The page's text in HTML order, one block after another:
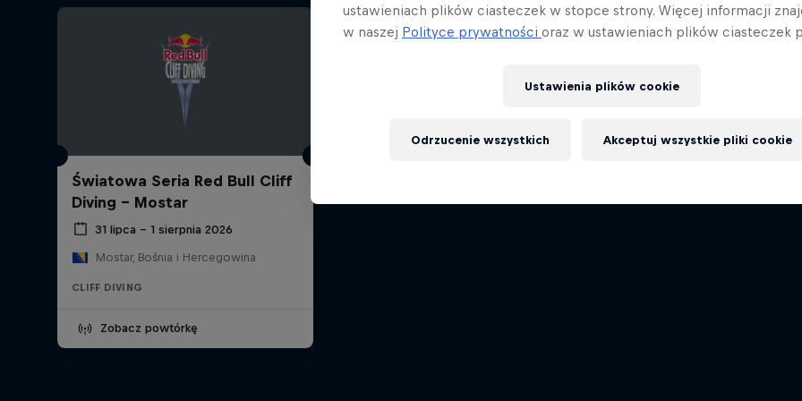
Światowa Seria Red Bull Cliff
Diving - Mostar
31 lipca – 1 sierpnia 2026
Mostar, Bośnia i Hercegowina
CLIFF DIVING
Zobacz powtórkę
ustawieniach plików ciasteczek w stopce strony. Więcej informacji
w naszej Polityce prywatności oraz w ustawieniach plików ciasteczek
Ustawienia plików cookie
Odrzucenie wszystkich Akceptuj wszystkie pliki cookie